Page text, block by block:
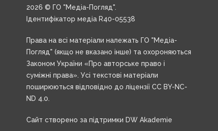
2026 © ГО "Медіа-Погляд".
Ідентифікатор медіа R40-05538
Права на всі матеріали належать ГО "Медіа-
Погляд" (якщо не вказано інше) та охороняються
Законом України «Про авторське право і
суміжні права». Усі текстові матеріали
поширюються відповідно до ліцензії CC BY-NC-
ND 4.0.
Сайт створено за підтримки DW Akademie